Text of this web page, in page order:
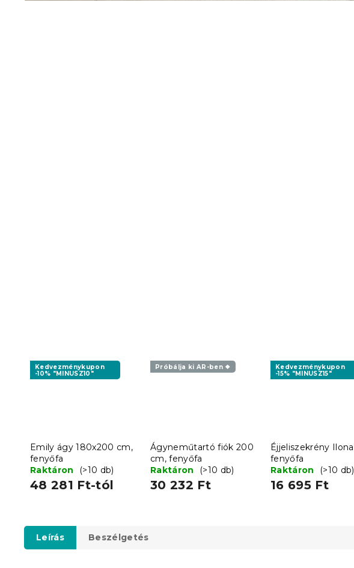
Kedvezménykupon
-10% "MINUSZ10"
Emily ágy 180x200 cm,
fenyőfa
Raktáron
(>10 db)
48 281 Ft-tól
Próbálja ki AR-ben ❖
Ágyneműtartó fiók 200
cm, fenyőfa
Raktáron
(>10 db)
30 232 Ft
Kedvezménykupon
-15% "MINUSZ15"
Éjjeliszekrény Ilona
fenyőfa
Raktáron
(>10 db)
16 695 Ft
Leírás Beszélgetés